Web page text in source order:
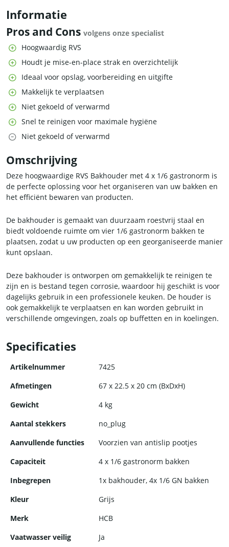
Informatie
Pros and Cons volgens onze specialist
Hoogwaardig RVS
Houdt je mise-en-place strak en overzichtelijk
Ideaal voor opslag, voorbereiding en uitgifte
Makkelijk te verplaatsen
Niet gekoeld of verwarmd
Snel te reinigen voor maximale hygiëne
Niet gekoeld of verwarmd
Omschrijving
Deze hoogwaardige RVS Bakhouder met 4 x 1/6 gastronorm is
de perfecte oplossing voor het organiseren van uw bakken en
het efficiënt bewaren van producten.
De bakhouder is gemaakt van duurzaam roestvrij staal en
biedt voldoende ruimte om vier 1/6 gastronorm bakken te
plaatsen, zodat u uw producten op een georganiseerde manier
kunt opslaan.
Deze bakhouder is ontworpen om gemakkelijk te reinigen te
zijn en is bestand tegen corrosie, waardoor hij geschikt is voor
dagelijks gebruik in een professionele keuken. De houder is
ook gemakkelijk te verplaatsen en kan worden gebruikt in
verschillende omgevingen, zoals op buffetten en in koelingen.
De bakhouder is ideaal voor het bewaren van dressings,
sauzen en andere kleine items die u georganiseerd wilt
houden. Het is een handige en essentiële aanvulling voor elk
Specificaties
Artikelnummer
7425
Afmetingen
67 x 22.5 x 20 cm (BxDxH)
Gewicht
4 kg
Aantal stekkers
no_plug
Aanvullende functies
Voorzien van antislip pootjes
Capaciteit
4 x 1/6 gastronorm bakken
Inbegrepen
1x bakhouder, 4x 1/6 GN bakken
Kleur
Grijs
Merk
HCB
Vaatwasser veilig
Ja